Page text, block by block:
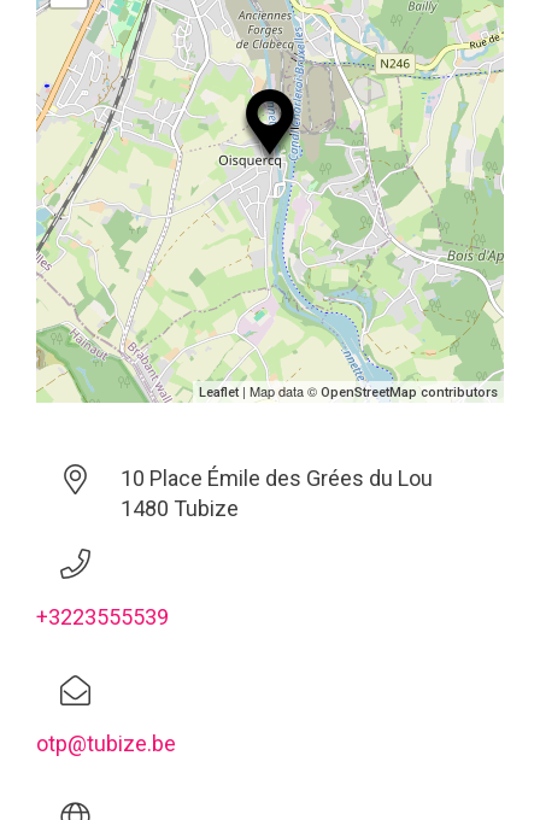
Leaflet | Map data © OpenStreetMap contributors
10 Place Émile des Grées du Lou
1480 Tubize
+3223555539
otp@tubize.be